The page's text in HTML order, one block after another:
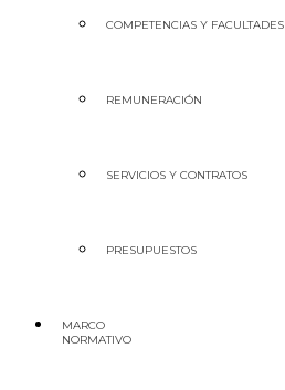
COMPETENCIAS Y FACULTADES
REMUNERACIÓN
SERVICIOS Y CONTRATOS
PRESUPUESTOS
MARCO
NORMATIVO